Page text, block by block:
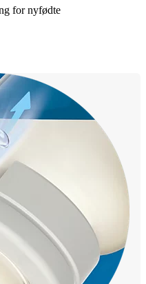
for nyfødte